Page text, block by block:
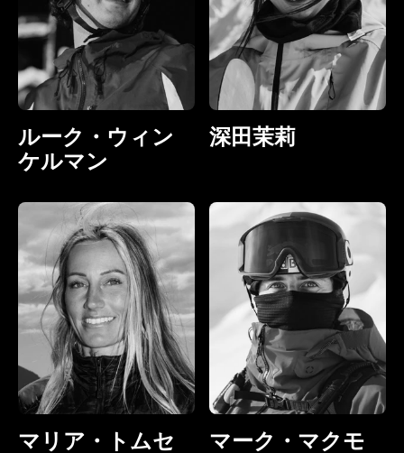
ルーク・ウィン
ケルマン
深田茉莉
マリア・トムセ
マーク・マクモ